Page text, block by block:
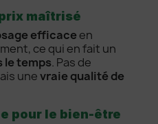
maîtrisé
efficace en
ce qui en fait un
le temps. Pas de
unevraie qualité de
pour le bien-être